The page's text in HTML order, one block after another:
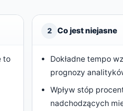
to
2 Co jest niejasne
Dokładne tempo
prognozy
Wpływ stóp
nadchodzących